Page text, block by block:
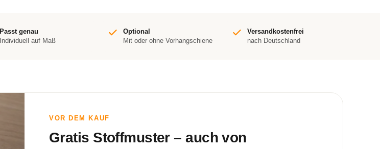
Passt genau
Individuell auf Maß
Optional
Mit oder ohne Vorhangschiene
Versandkostenfrei
nach Deutschland
VOR DEM KAUF
Gratis Stoffmuster – auch von